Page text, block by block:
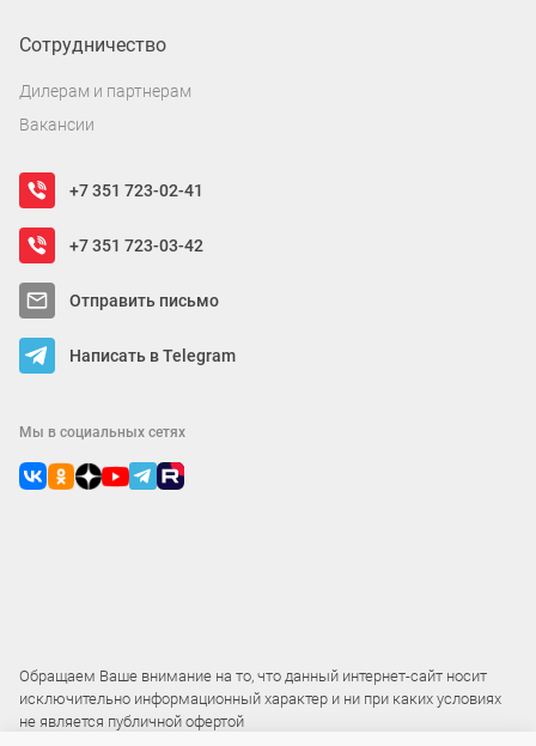
Сотрудничество
Дилерам и партнерам
Вакансии
+7 351 723-02-41
+7 351 723-03-42
Отправить письмо
Написать в Telegram
Мы в социальных сетях
Обращаем Ваше внимание на то, что данный интернет-сайт носит
исключительно информационный характер и ни при каких условиях
не является публичной офертой